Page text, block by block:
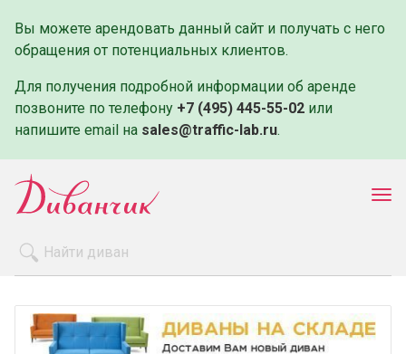
Вы можете арендовать данный сайт и получать с него
обращения от потенциальных клиентов.
Для получения подробной информации об аренде
позвоните по телефону +7 (495) 445-55-02 или
напишите email на sales@traffic-lab.ru.
Оплата и доставка
Контакты